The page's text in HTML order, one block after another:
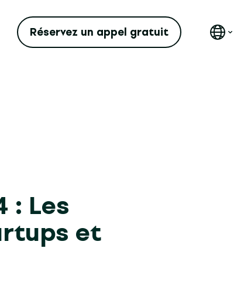
Réservez un appel gratuit
: Les
et